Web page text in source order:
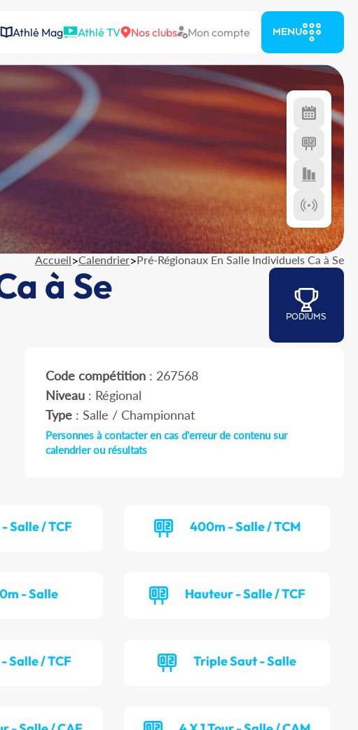
Athlé Mag Athlé TV Nos clubs Mon compte MENU
Accueil>Calendrier>Pré-Régionaux En Salle Individuels Ca à Se
à Se
PODIUMS
Code compétition: 267568
Niveau: Régional
Type: Salle / Championnat
Personnes à contacter en cas d'erreur de contenu sur
calendrier ou résultats
Salle / TCF 400m - Salle / TCM
- Salle Hauteur - Salle / TCF
Salle / TCF Triple Saut - Salle